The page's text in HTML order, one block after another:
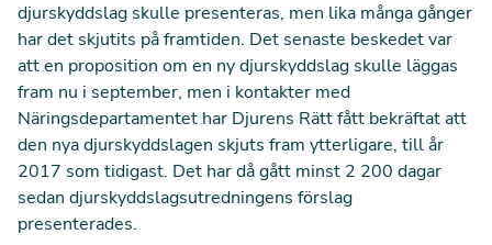
djurskyddslag skulle presenteras, men lika många gånger
har det skjutits på framtiden. Det senaste beskedet var
att en proposition om en ny djurskyddslag skulle läggas
fram nu i september, men i kontakter med
Näringsdepartamentet har Djurens Rätt fått bekräftat att
den nya djurskyddslagen skjuts fram ytterligare, till år
2017 som tidigast. Det har då gått minst 2 200 dagar
sedan djurskyddslagsutredningens förslag
presenterades.